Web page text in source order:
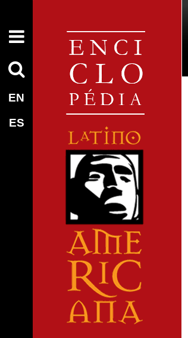
EN
ES